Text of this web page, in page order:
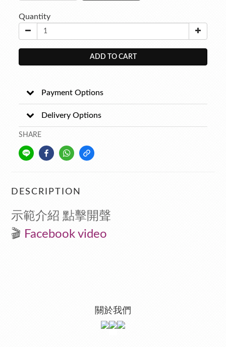
Quantity
ADD TO CART
Payment Options
Delivery Options
SHARE
DESCRIPTION
示範介紹 點擊開聲
🎬 Facebook video
關於我們